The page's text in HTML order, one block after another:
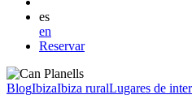
es
en
Reservar
BlogIbizaIbiza ruralLugares de